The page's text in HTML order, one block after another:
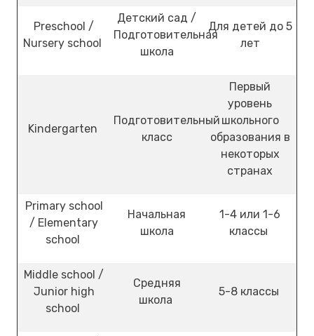
Preschool /
Nursery school
Детский сад /
Подготовительная
школа
Для детей до 5
лет
Kindergarten
Подготовительный
класс
Первый
уровень
школьного
образования в
некоторых
странах
Primary school
/ Elementary
school
Начальная
школа
1-4 или 1-6
классы
Middle school /
Junior high
school
Средняя
школа
5-8 классы